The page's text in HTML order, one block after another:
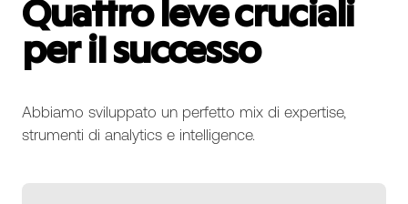
Quattro leve cruciali
per il successo
Abbiamo sviluppato un perfetto mix di expertise,
strumenti di analytics e intelligence.